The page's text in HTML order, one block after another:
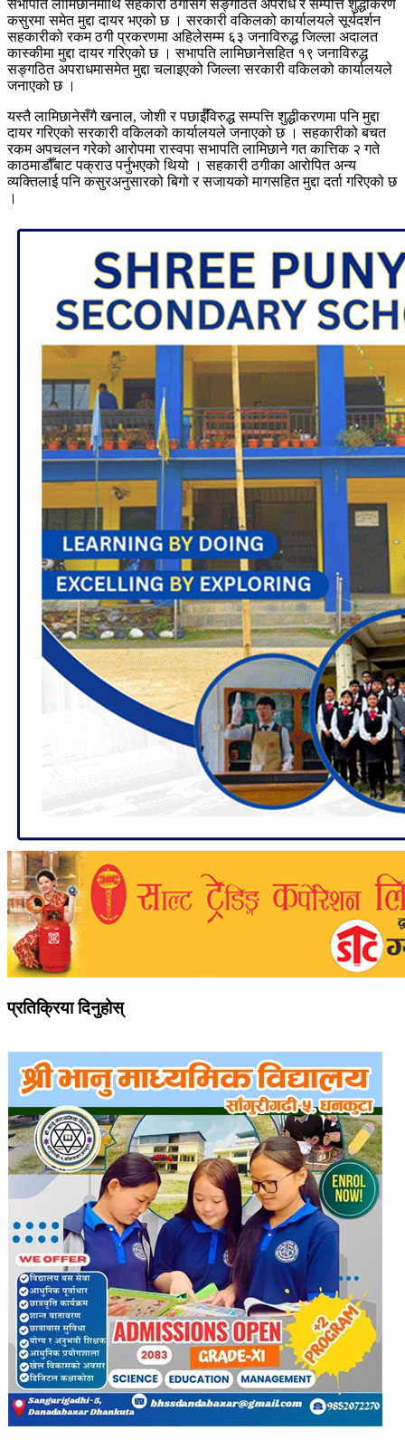
सभापति लामिछानेमाथि सहकारी ठगीसँगै सङ्गठित अपराध र सम्पत्ति शुद्धीकरण
कसुरमा समेत मुद्दा दायर भएको छ । सरकारी वकिलको कार्यालयले सूर्यदर्शन
सहकारीको रकम ठगी प्रकरणमा अहिलेसम्म ६३ जनाविरुद्ध जिल्ला अदालत
कास्कीमा मुद्दा दायर गरिएको छ । सभापति लामिछानेसहित १९ जनाविरुद्ध
सङ्गठित अपराधमासमेत मुद्दा चलाइएको जिल्ला सरकारी वकिलको कार्यालयले
जनाएको छ ।
यस्तै लामिछानेसँगै खनाल, जोशी र पछाईँविरुद्ध सम्पत्ति शुद्धीकरणमा पनि मुद्दा
दायर गरिएको सरकारी वकिलको कार्यालयले जनाएको छ । सहकारीको बचत
रकम अपचलन गरेको आरोपमा रास्वपा सभापति लामिछाने गत कात्तिक २ गते
काठमाडौँबाट पक्राउ पर्नुभएको थियो । सहकारी ठगीका आरोपित अन्य
व्यक्तिलाई पनि कसुरअनुसारको बिगो र सजायको मागसहित मुद्दा दर्ता गरिएको छ
।
प्रतिक्रिया दिनुहोस्